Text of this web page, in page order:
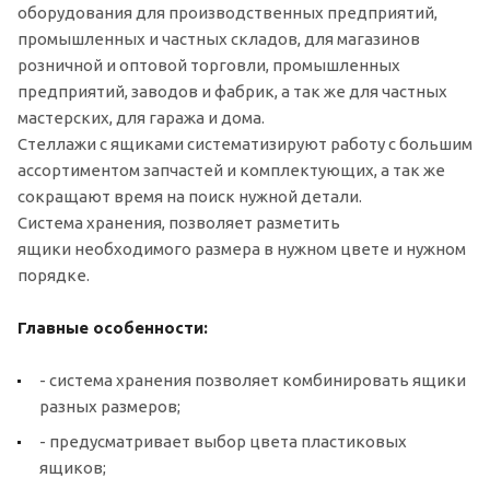
оборудования для производственных предприятий,
промышленных и частных складов, для магазинов
розничной и оптовой торговли, промышленных
предприятий, заводов и фабрик, а так же для частных
мастерских, для гаража и дома.
Стеллажи с ящиками систематизируют работу с большим
ассортиментом запчастей и комплектующих, а так же
сокращают время на поиск нужной детали.
Система хранения, позволяет разметить
ящики необходимого размера в нужном цвете и нужном
порядке.
Главные особенности:
- система хранения позволяет комбинировать ящики
разных размеров;
- предусматривает выбор цвета пластиковых
ящиков;